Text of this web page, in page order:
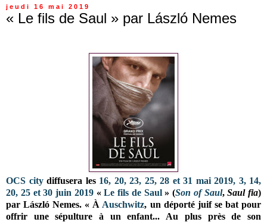
jeudi 16 mai 2019
« Le fils de Saul » par László Nemes
OCS city diffusera les 16, 20, 23, 25, 28 et 31 mai 2019, 3, 14,
20, 25 et 30 juin 2019«Le fils de Saul» (Son of Saul,Saul fia)
par László Nemes. « À Auschwitz, un déporté juif se bat pour
offrir une sépulture à un enfant... Au plus près de son